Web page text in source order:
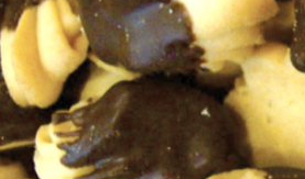
Doces Coberturas
Biscoitos Bolos
Tortas Salgados
Dicas